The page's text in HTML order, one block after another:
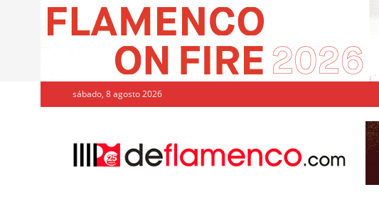
sábado, 8 agosto 2026